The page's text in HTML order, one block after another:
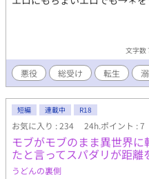
文字数
悪役 総受け 転生
短編 連載中 R18
お気に入り : 234 24h.ポイント : 7
モブがモブのまま異世界
たと言ってスパダリが距離
うどんの裏側